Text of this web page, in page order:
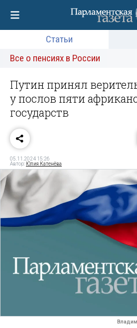
Статьи
Все о пенсиях в России
Путин принял
у послов пяти
государств
05.11.2024 15:26
Автор: Юлия Катенёва